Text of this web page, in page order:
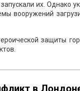
их. Однако
вооружений
защиты
в